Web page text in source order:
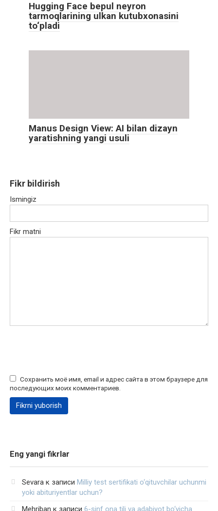
Hugging Face bepul neyron
tarmoqlarining ulkan kutubxonasini
to‘pladi
Manus Design View: AI bilan dizayn
yaratishning yangi usuli
Fikr bildirish
Ismingiz
Fikr matni
Сохранить моё имя, email и адрес сайта в этом браузере для
последующих моих комментариев.
Eng yangi fikrlar
Sevara к записи Milliy test sertifikati o‘qituvchilar uchunmi
yoki abituriyentlar uchun?
Mehriban к записи 6-sinf ona tili va adabiyot bo‘yicha